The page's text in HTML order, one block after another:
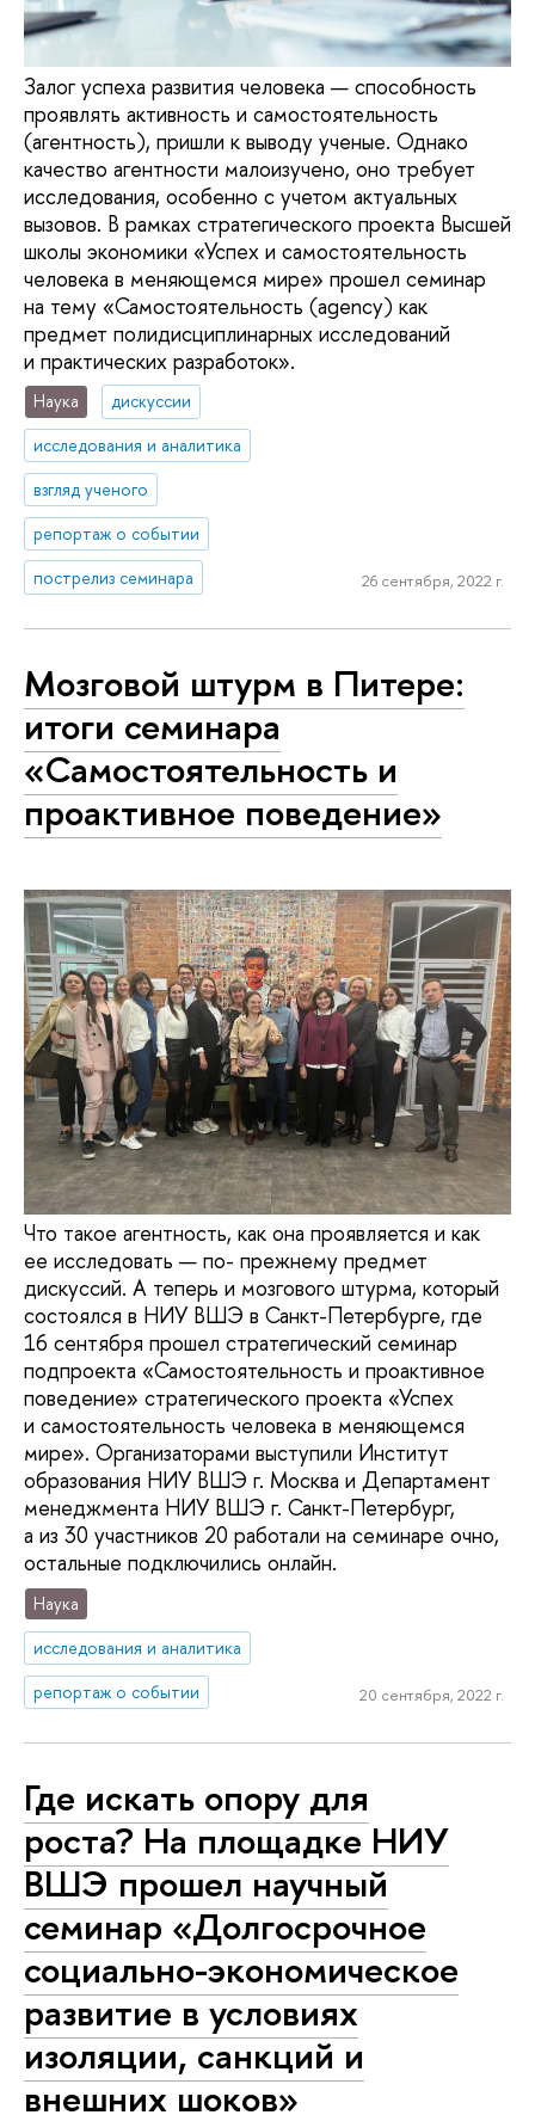
Залог успеха развития человека — способность
проявлять активность и самостоятельность
(агентность), пришли к выводу ученые. Однако
качество агентности малоизучено, оно требует
исследования, особенно с учетом актуальных
вызовов. В рамках стратегического проекта Высшей
школы экономики «Успех и самостоятельность
человека в меняющемся мире» прошел семинар
на тему «Самостоятельность (agency) как
предмет полидисциплинарных исследований
и практических разработок».
Наука
дискуссии
исследования и аналитика
взгляд ученого
репортаж о событии
пострелиз семинара
26 сентября, 2022 г.
Мозговой штурм в Питере:
итоги семинара
«Самостоятельность и
проактивное поведение»
Что такое агентность, как она проявляется и как
ее исследовать — по- прежнему предмет
дискуссий. А теперь и мозгового штурма, который
состоялся в НИУ ВШЭ в Санкт-Петербурге, где
16 сентября прошел стратегический семинар
подпроекта «Самостоятельность и проактивное
поведение» стратегического проекта «Успех
и самостоятельность человека в меняющемся
мире». Организаторами выступили Институт
образования НИУ ВШЭ г. Москва и Департамент
менеджмента НИУ ВШЭ г. Санкт-Петербург,
а из 30 участников 20 работали на семинаре очно,
остальные подключились онлайн.
Наука
исследования и аналитика
репортаж о событии
20 сентября, 2022 г.
Где искать опору для
роста? На площадке НИУ
ВШЭ прошел научный
семинар «Долгосрочное
социально-экономическое
развитие в условиях
изоляции, санкций и
внешних шоков»